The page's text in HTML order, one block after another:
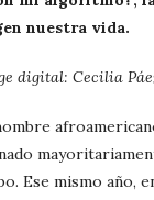
nuestra vida.
digital: Cecilia
Ese mismo año,